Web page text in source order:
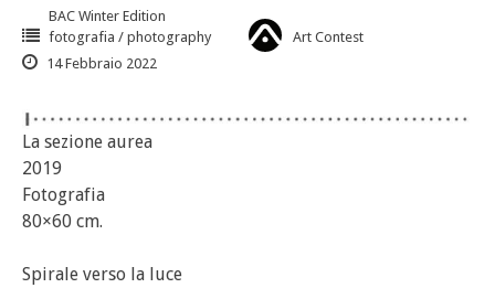
BAC Winter Edition
fotografia / photography
Art Contest
14 Febbraio 2022
La sezione aurea
2019
Fotografia
80×60 cm.
Spirale verso la luce